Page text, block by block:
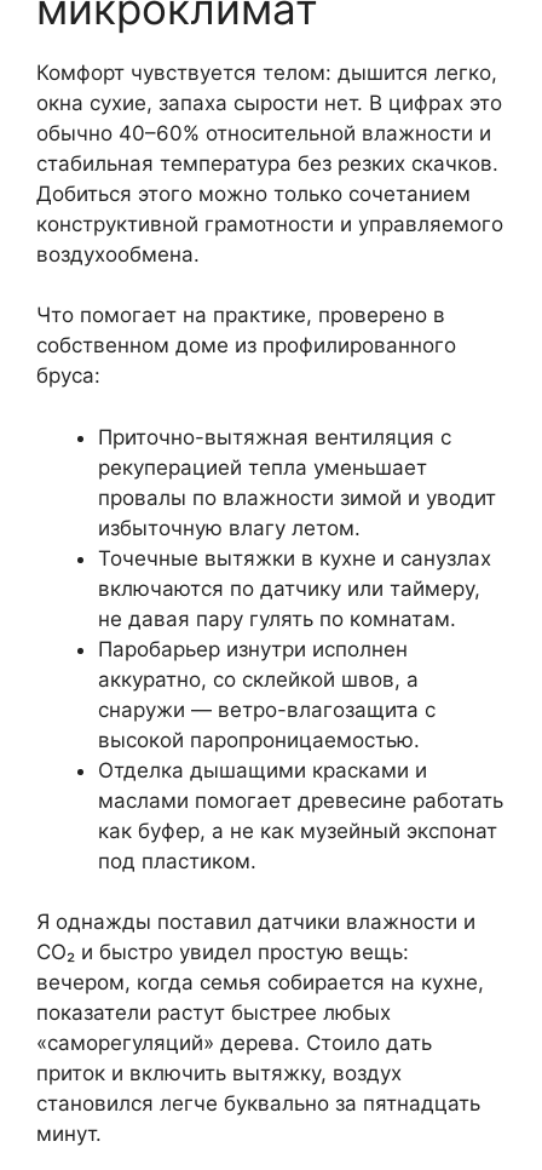
Комфорт чувствуется телом: дышится легко,
окна сухие, запаха сырости нет. В цифрах это
обычно 40–60% относительной влажности и
стабильная температура без резких скачков.
Добиться этого можно только сочетанием
конструктивной грамотности и управляемого
воздухообмена.
Что помогает на практике, проверено в
собственном доме из профилированного
бруса:
Приточно-вытяжная вентиляция с
рекуперацией тепла уменьшает
провалы по влажности зимой и уводит
избыточную влагу летом.
Точечные вытяжки в кухне и санузлах
включаются по датчику или таймеру,
не давая пару гулять по комнатам.
Паробарьер изнутри исполнен
аккуратно, со склейкой швов, а
снаружи — ветро-влагозащита с
высокой паропроницаемостью.
Отделка дышащими красками и
маслами помогает древесине работать
как буфер, а не как музейный экспонат
под пластиком.
Я однажды поставил датчики влажности и
CO₂ и быстро увидел простую вещь:
вечером, когда семья собирается на кухне,
показатели растут быстрее любых
«саморегуляций» дерева. Стоило дать
приток и включить вытяжку, воздух
становился легче буквально за пятнадцать
минут.